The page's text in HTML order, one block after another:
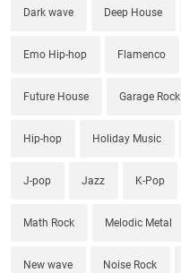
Dark wave Deep House
Emo Hip-hop Flamenco
Future House Garage Rock
Hip-hop Holiday Music
J-pop Jazz K-Pop
Math Rock Melodic Metal
New wave Noise Rock